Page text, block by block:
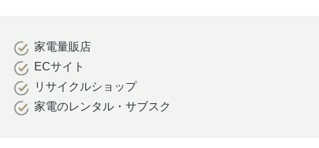
家電量販店
ECサイト
リサイクルショップ
家電のレンタル・サブスク